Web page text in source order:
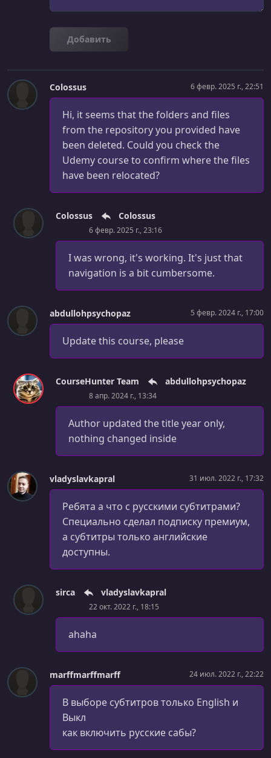
Why it's Called Cascading Style Sheets [Day 4]
Storing CSS Code in External Files [Day 4]
УРОК 31. 00:01:23
The Void Element Syntax [Day 4]
00:06:07
Multiple Files & Requests [Day 4]
УРОК 34.
Working with "font-size" and "px" [Day 4]
Using Other Fonts from Google Fonts [Day 4]
УРОК 37. 00:07:49
Styling the Image & Using the Body Tag [Day 5]
00:01:59
Styling the Overall Page Background [Day 5]
УРОК 39.
Adding a Second HTML File [Day 5]
Using a Shared CSS File [Day 5]
УРОК 41.
Organizing Source Files in Folders [Day 5]
00:03:55
Summary [Day 5]
Module Introduction [Day 6]
УРОК 44.
Using the Live Server Extension [Day 6]
Understanding Lists [Day 6]
Creating Lists [Day 6]
УРОК 47. 00:08:45
Understanding Parents, Children, Containers & More [Day
Добавить
Colossus 6 февр. 2025 г., 22:51
Hi, it seems that the folders and files
from the repository you provided have
been deleted. Could you check the
Udemy course to confirm where the files
have been relocated?
Colossus Colossus
6 февр. 2025 г., 23:16
I was wrong, it's working. It's just that
navigation is a bit cumbersome.
abdullohpsychopaz 5 февр. 2024 г., 17:00
Update this course, please
CourseHunter Team abdullohpsychopaz
8 апр. 2024 г., 13:34
Author updated the title year only,
nothing changed inside
vladyslavkapral 31 июл. 2022 г., 17:32
Ребята а что с русскими субтитрами?
Специально сделал подписку премиум,
а субтитры только английские
доступны.
sirca vladyslavkapral
22 окт. 2022 г., 18:15
ahahа
marffmarffmarff 24 июл. 2022 г., 22:22
В выборе субтитров только English и
Выкл
как включить русские сабы?